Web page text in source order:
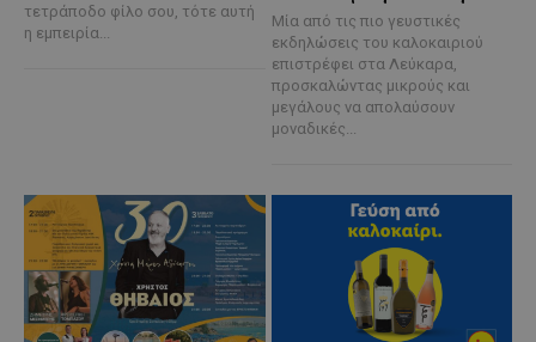
τετράποδο φίλο σου, τότε αυτή
η εμπειρία...
Μία από τις πιο γευστικές
εκδηλώσεις του καλοκαιριού
επιστρέφει στα Λεύκαρα,
προσκαλώντας μικρούς και
μεγάλους να απολαύσουν
μοναδικές...